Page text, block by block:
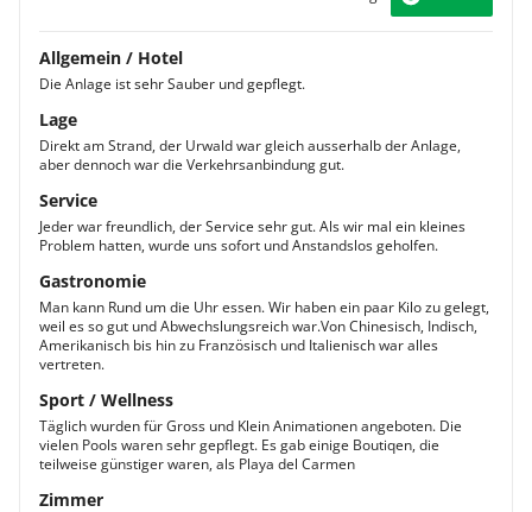
Allgemein / Hotel
Die Anlage ist sehr Sauber und gepflegt.
Lage
Direkt am Strand, der Urwald war gleich ausserhalb der Anlage,
aber dennoch war die Verkehrsanbindung gut.
Service
Jeder war freundlich, der Service sehr gut. Als wir mal ein kleines
Problem hatten, wurde uns sofort und Anstandslos geholfen.
Gastronomie
Man kann Rund um die Uhr essen. Wir haben ein paar Kilo zu gelegt,
weil es so gut und Abwechslungsreich war.Von Chinesisch, Indisch,
Amerikanisch bis hin zu Französisch und Italienisch war alles
vertreten.
Sport / Wellness
Täglich wurden für Gross und Klein Animationen angeboten. Die
vielen Pools waren sehr gepflegt. Es gab einige Boutiqen, die
teilweise günstiger waren, als Playa del Carmen
Zimmer